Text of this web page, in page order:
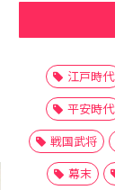
江戸時代
平安時代
戦国武将
幕末